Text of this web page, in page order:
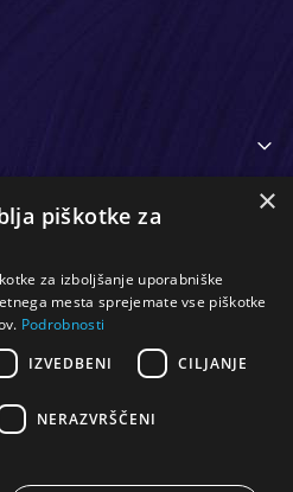
/ Orodje - kozmetično /
& zaščita / Ostalo
×
piškotke za
za izboljšanje uporabniške
mesta sprejemate vse piškotke
Podrobnosti
IZVEDBENI CILJANJE
NERAZVRŠČENI